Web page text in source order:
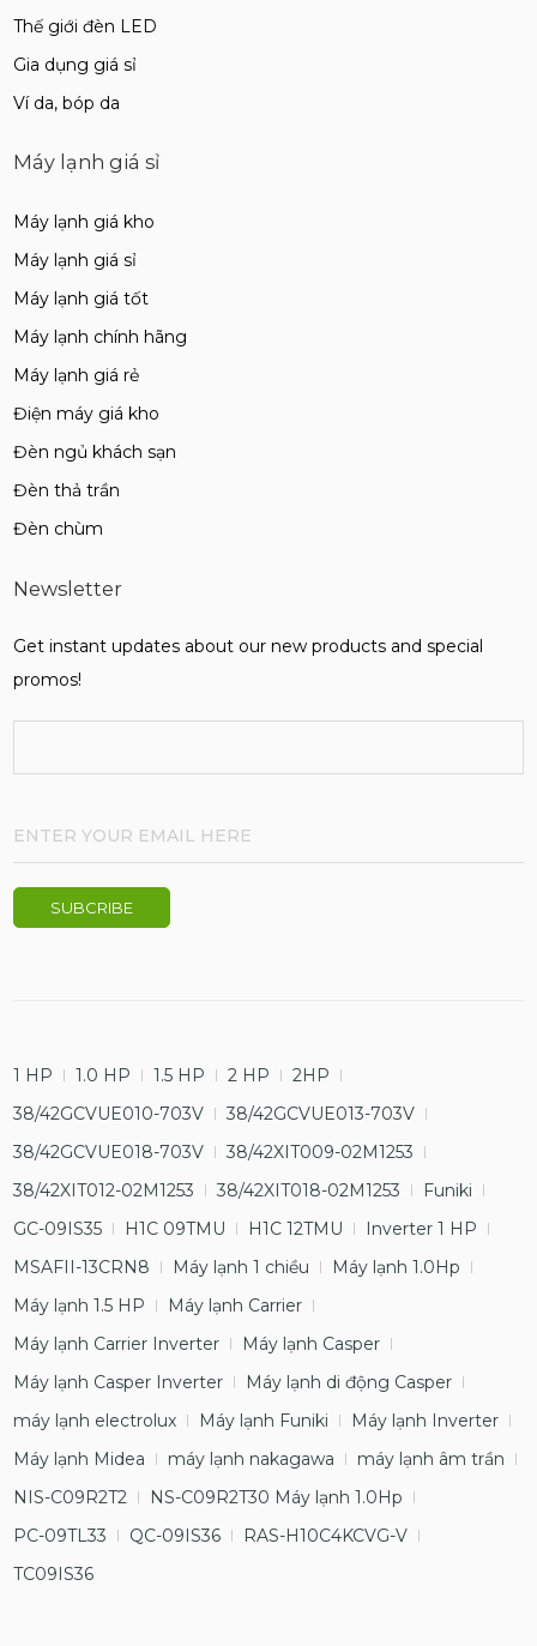
Thế giới đèn LED
Gia dụng giá sỉ
Ví da, bóp da
Máy lạnh giá sỉ
Máy lạnh giá kho
Máy lạnh giá sỉ
Máy lạnh giá tốt
Máy lạnh chính hãng
Máy lạnh giá rẻ
Điện máy giá kho
Đèn ngủ khách sạn
Đèn thả trần
Đèn chùm
Newsletter
Get instant updates about our new products and special
promos!
1 HP 1.0 HP 1.5 HP 2 HP
2HP
38/42GCVUE010-703V
38/42GCVUE013-703V
38/42GCVUE018-703V
38/42XIT009-02M1253
38/42XIT012-02M1253
38/42XIT018-02M1253
Funiki
GC-09IS35
H1C 09TMU H1C 12TMU
Inverter 1 HP
MSAFII-13CRN8
Máy lạnh 1 chiều
Máy lạnh 1.0Hp
Máy lạnh 1.5 HP
Máy lạnh Carrier
Máy lạnh Carrier Inverter
Máy lạnh Casper
Máy lạnh Casper Inverter
Máy lạnh di động Casper
máy lạnh electrolux
Máy lạnh Funiki
Máy lạnh Inverter
Máy lạnh Midea
máy lạnh nakagawa
máy lạnh âm trần
NIS-C09R2T2
NS-C09R2T30 Máy lạnh 1.0Hp
PC-09TL33
QC-09IS36
RAS-H10C4KCVG-V
TC09IS36